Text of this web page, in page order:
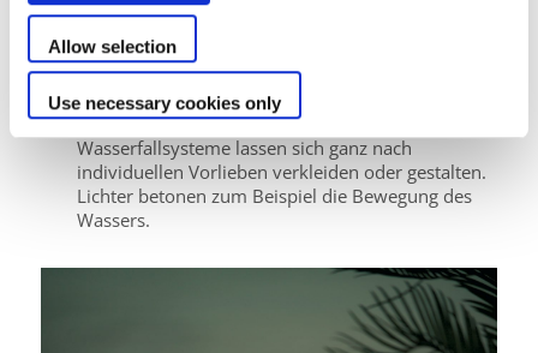
Allow selection
Use necessary cookies only
Umwälzverrohrung angeschlossen werden und
weitere Rohrleitungen.
Überlegen Sie sich schon vor dem Kauf die
künftige Gestaltung des Wasserattraktion.
Wasserfallsysteme lassen sich ganz nach
individuellen Vorlieben verkleiden oder gestalten.
Lichter betonen zum Beispiel die Bewegung des
Wassers.